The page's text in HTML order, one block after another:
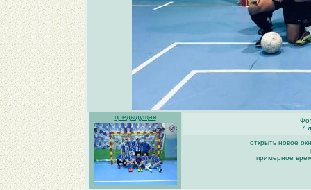
предыдущая
7
открыть новое
примерное